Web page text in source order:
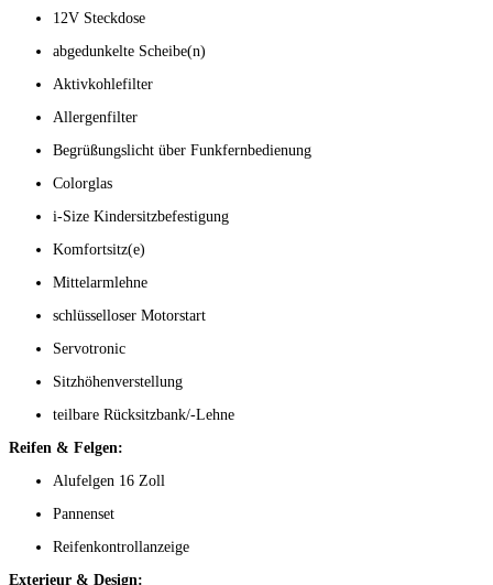
12V Steckdose
abgedunkelte Scheibe(n)
Aktivkohlefilter
Allergenfilter
Begrüßungslicht über Funkfernbedienung
Colorglas
i-Size Kindersitzbefestigung
Komfortsitz(e)
Mittelarmlehne
schlüsselloser Motorstart
Servotronic
Sitzhöhenverstellung
teilbare Rücksitzbank/-Lehne
Reifen & Felgen:
Alufelgen 16 Zoll
Pannenset
Reifenkontrollanzeige
Exterieur & Design: